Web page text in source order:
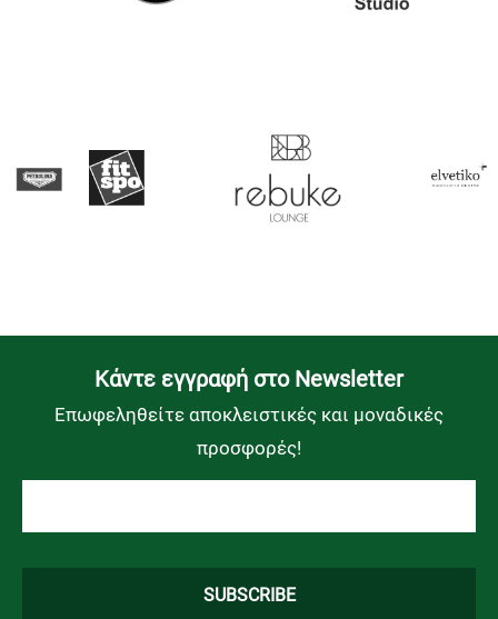
Kάντε εγγραφή στο Newsletter
Επωφεληθείτε αποκλειστικές και μοναδικές
προσφορές!